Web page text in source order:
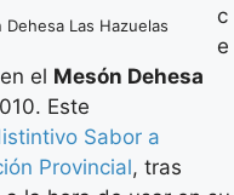
Las Hazuelas
c
e
el Mesón Dehesa
Este
Sabor a
Provincial, tras